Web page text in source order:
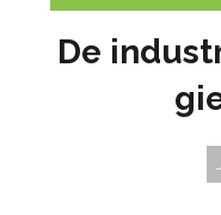
De